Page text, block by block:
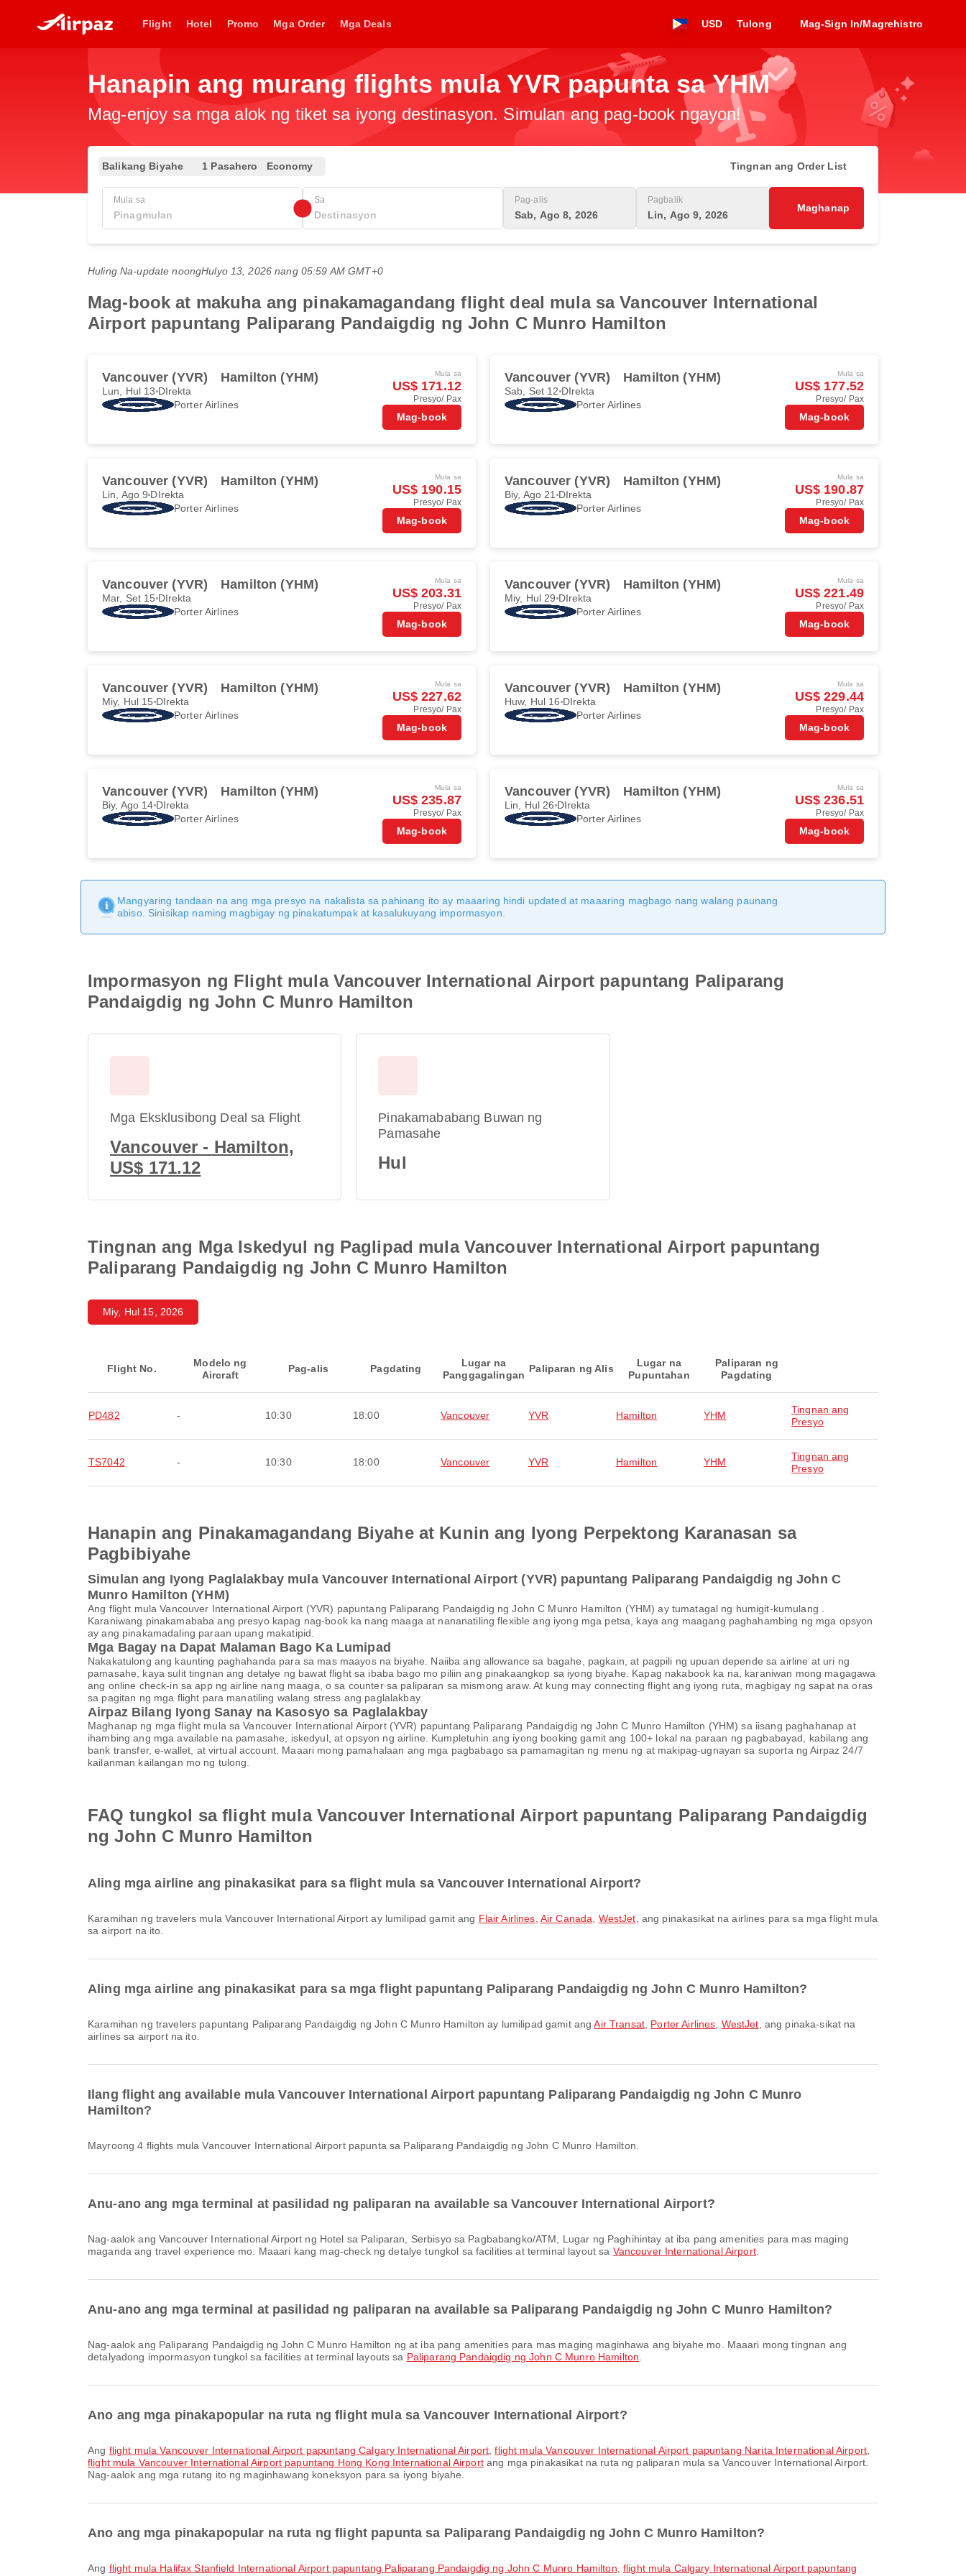
Flight Hotel Promo Mga Order Mga Deals USD Tulong Mag-Sign In/Magrehistro
Hanapin ang murang flights mula YVR papunta sa YHM
Mag-enjoy sa mga alok ng tiket sa iyong destinasyon. Simulan ang pag-book ngayon!
Balikang Biyahe 1 Pasahero Economy Tingnan ang Order List
Mula sa Sa Pag-alis
Sab, Ago 8, 2026
Pagbalik
Lin, Ago 9, 2026
Maghanap
Huling Na-update noongHulyo 13, 2026 nang 05:59 AM GMT+0
Mag-book at makuha ang pinakamagandang flight deal mula sa Vancouver International
Airport papuntang Paliparang Pandaigdig ng John C Munro Hamilton
Vancouver (YVR) Hamilton (YHM)
Lun, Hul 13 DIrekta
Porter Airlines
Mula sa
US$ 171.12
Presyo/ Pax
Mag-book
Vancouver (YVR) Hamilton (YHM)
Sab, Set 12 DIrekta
Porter Airlines
Mula sa
US$ 177.52
Presyo/ Pax
Mag-book
Vancouver (YVR) Hamilton (YHM)
Lin, Ago 9 DIrekta
Porter Airlines
Mula sa
US$ 190.15
Presyo/ Pax
Mag-book
Vancouver (YVR) Hamilton (YHM)
Biy, Ago 21 DIrekta
Porter Airlines
Mula sa
US$ 190.87
Presyo/ Pax
Mag-book
Vancouver (YVR) Hamilton (YHM)
Mar, Set 15 DIrekta
Porter Airlines
Mula sa
US$ 203.31
Presyo/ Pax
Mag-book
Vancouver (YVR) Hamilton (YHM)
Miy, Hul 29 DIrekta
Porter Airlines
Mula sa
US$ 221.49
Presyo/ Pax
Mag-book
Vancouver (YVR) Hamilton (YHM)
Miy, Hul 15 DIrekta
Porter Airlines
Mula sa
US$ 227.62
Presyo/ Pax
Mag-book
Vancouver (YVR) Hamilton (YHM)
Huw, Hul 16 DIrekta
Porter Airlines
Mula sa
US$ 229.44
Presyo/ Pax
Mag-book
Vancouver (YVR) Hamilton (YHM)
Biy, Ago 14 DIrekta
Porter Airlines
Mula sa
US$ 235.87
Presyo/ Pax
Mag-book
Vancouver (YVR) Hamilton (YHM)
Lin, Hul 26 DIrekta
Porter Airlines
Mula sa
US$ 236.51
Presyo/ Pax
Mag-book
Mangyaring tandaan na ang mga presyo na nakalista sa pahinang ito ay maaaring hindi updated at maaaring magbago nang walang paunang
abiso. Sinisikap naming magbigay ng pinakatumpak at kasalukuyang impormasyon.
Impormasyon ng Flight mula Vancouver International Airport papuntang Paliparang
Pandaigdig ng John C Munro Hamilton
Mga Eksklusibong Deal sa Flight
Vancouver - Hamilton,
US$ 171.12
Pinakamababang Buwan ng
Pamasahe
Hul
Tingnan ang Mga Iskedyul ng Paglipad mula Vancouver International Airport papuntang
Paliparang Pandaigdig ng John C Munro Hamilton
Miy, Hul 15, 2026
Flight No.
Modelo ng
Aircraft
Pag-alis Pagdating
Lugar na
Panggagalingan
Paliparan ng Alis
Lugar na
Pupuntahan
Paliparan ng
Pagdating
PD482 - 10:30 18:00 Vancouver YVR Hamilton YHM
Tingnan ang
Presyo
TS7042 - 10:30 18:00 Vancouver YVR Hamilton YHM
Tingnan ang
Presyo
Hanapin ang Pinakamagandang Biyahe at Kunin ang Iyong Perpektong Karanasan sa
Pagbibiyahe
Simulan ang Iyong Paglalakbay mula Vancouver International Airport (YVR) papuntang Paliparang Pandaigdig ng John C
Munro Hamilton (YHM)
Ang flight mula Vancouver International Airport (YVR) papuntang Paliparang Pandaigdig ng John C Munro Hamilton (YHM) ay tumatagal ng humigit-kumulang .
Karaniwang pinakamababa ang presyo kapag nag-book ka nang maaga at nananatiling flexible ang iyong mga petsa, kaya ang maagang paghahambing ng mga opsyon
ay ang pinakamadaling paraan upang makatipid.
Mga Bagay na Dapat Malaman Bago Ka Lumipad
Nakakatulong ang kaunting paghahanda para sa mas maayos na biyahe. Naiiba ang allowance sa bagahe, pagkain, at pagpili ng upuan depende sa airline at uri ng
pamasahe, kaya sulit tingnan ang detalye ng bawat flight sa ibaba bago mo piliin ang pinakaangkop sa iyong biyahe. Kapag nakabook ka na, karaniwan mong magagawa
ang online check-in sa app ng airline nang maaga, o sa counter sa paliparan sa mismong araw. At kung may connecting flight ang iyong ruta, magbigay ng sapat na oras
sa pagitan ng mga flight para manatiling walang stress ang paglalakbay.
Airpaz Bilang Iyong Sanay na Kasosyo sa Paglalakbay
Maghanap ng mga flight mula sa Vancouver International Airport (YVR) papuntang Paliparang Pandaigdig ng John C Munro Hamilton (YHM) sa iisang paghahanap at
ihambing ang mga available na pamasahe, iskedyul, at opsyon ng airline. Kumpletuhin ang iyong booking gamit ang 100+ lokal na paraan ng pagbabayad, kabilang ang
bank transfer, e-wallet, at virtual account. Maaari mong pamahalaan ang mga pagbabago sa pamamagitan ng menu ng at makipag-ugnayan sa suporta ng Airpaz 24/7
kailanman kailangan mo ng tulong.
FAQ tungkol sa flight mula Vancouver International Airport papuntang Paliparang Pandaigdig
ng John C Munro Hamilton
Aling mga airline ang pinakasikat para sa flight mula sa Vancouver International Airport?
Karamihan ng travelers mula Vancouver International Airport ay lumilipad gamit ang Flair Airlines Air Canada WestJet , ang pinakasikat na airlines para sa mga flight mula
sa airport na ito.
Aling mga airline ang pinakasikat para sa mga flight papuntang Paliparang Pandaigdig ng John C Munro Hamilton?
Karamihan ng travelers papuntang Paliparang Pandaigdig ng John C Munro Hamilton ay lumilipad gamit angAir Transat, Porter Airlines WestJet , ang pinaka-sikat na
airlines sa airport na ito.
Ilang flight ang available mula Vancouver International Airport papuntang Paliparang Pandaigdig ng John C Munro
Hamilton?
Mayroong 4 flights mula Vancouver International Airport papunta sa Paliparang Pandaigdig ng John C Munro Hamilton.
Anu-ano ang mga terminal at pasilidad ng paliparan na available sa Vancouver International Airport?
Nag-aalok ang Vancouver International Airport ng Hotel sa Paliparan, Serbisyo sa Pagbabangko/ATM, Lugar ng Paghihintay at iba pang amenities para mas maging
maganda ang travel experience mo. Maaari kang mag-check ng detalye tungkol sa facilities at terminal layout sa Vancouver International Airport.
Anu-ano ang mga terminal at pasilidad ng paliparan na available sa Paliparang Pandaigdig ng John C Munro Hamilton?
Nag-aalok ang Paliparang Pandaigdig ng John C Munro Hamilton ng at iba pang amenities para mas maging maginhawa ang biyahe mo. Maaari mong tingnan ang
detalyadong impormasyon tungkol sa facilities at terminal layouts sa Paliparang Pandaigdig ng John C Munro Hamilton
Ano ang mga pinakapopular na ruta ng flight mula sa Vancouver International Airport?
Ang flight mula Vancouver International Airport papuntang Calgary International Airport ,flight mula Vancouver International Airport papuntang Narita International Airport,
flight mula Vancouver International Airport papuntang Hong Kong International Airportang mga pinakasikat na ruta ng paliparan mula sa Vancouver International Airport.
Nag-aalok ang mga rutang ito ng maginhawang koneksyon para sa iyong biyahe.
Ano ang mga pinakapopular na ruta ng flight papunta sa Paliparang Pandaigdig ng John C Munro Hamilton?
Ang flight mula Halifax Stanfield International Airport papuntang Paliparang Pandaigdig ng John C Munro Hamilton flight mula Calgary International Airport papuntang